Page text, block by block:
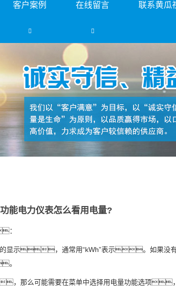
客户案例 在线留言 联系黄瓜
能电力仪表怎么看用电量?
：
的显示，通常用“kWh”表示。如果
。
，那么可能需要在菜单中选择用电量功能选项